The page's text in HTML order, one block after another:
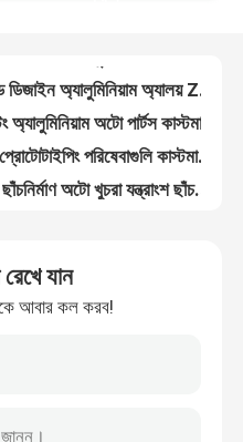
প্লাস্টিক ABS POM র্যাপিড প্রোটোটাইপিং পরিষেবাগুলি কাস্টমাইজড CNC মেশিন
ABS PMMA শিল্প প্লাস্টিক ছাঁচনির্মাণ অটো খুচরা যন্ত্রাংশ ছাঁচনির্মাণ প্রোটোটাইপ
রেখে যান
আবার কল করব!